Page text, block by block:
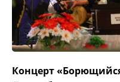
Концерт